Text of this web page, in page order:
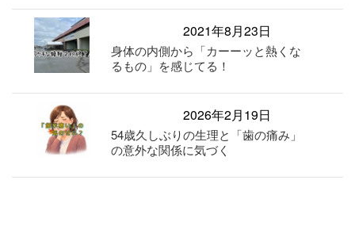
2021年8月23日
身体の内側から「カーーッと熱くな
るもの」を感じてる！
2026年2月19日
54歳久しぶりの生理と「歯の痛み」
の意外な関係に気づく